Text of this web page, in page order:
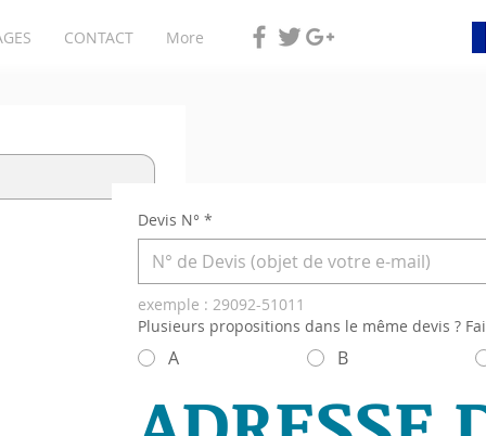
CONTACT More
Devis N° *
exemple : 29092-51011
Plusieurs propositions dans le même devis ?
A B